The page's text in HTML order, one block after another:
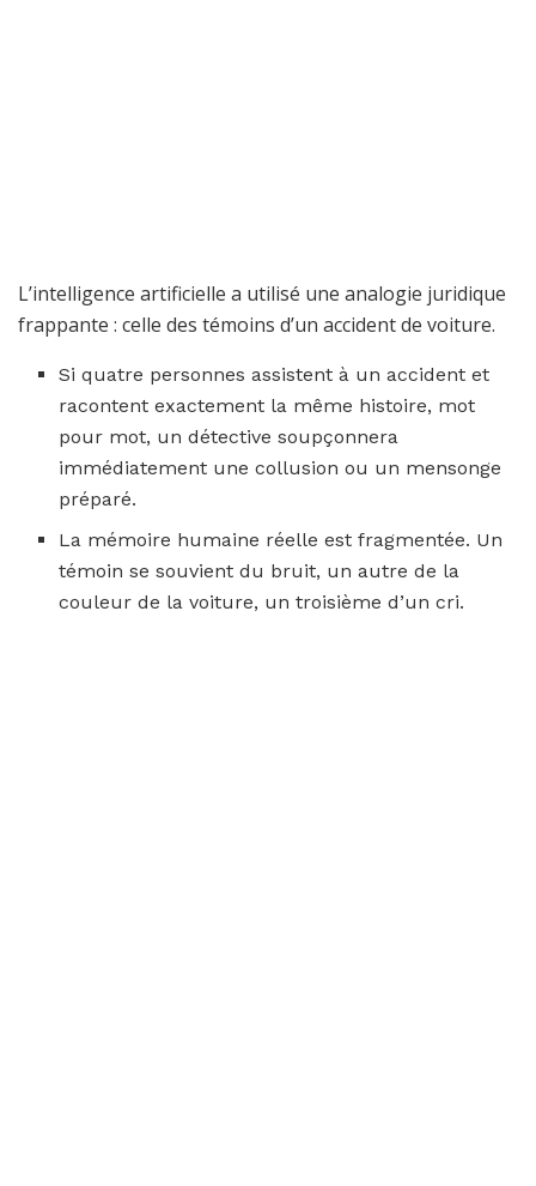
L’intelligence artificielle a utilisé une analogie juridique
frappante : celle des témoins d’un accident de voiture.
Si quatre personnes assistent à un accident et
racontent exactement la même histoire, mot
pour mot, un détective soupçonnera
immédiatement une collusion ou un mensonge
préparé.
La mémoire humaine réelle est fragmentée. Un
témoin se souvient du bruit, un autre de la
couleur de la voiture, un troisième d’un cri.